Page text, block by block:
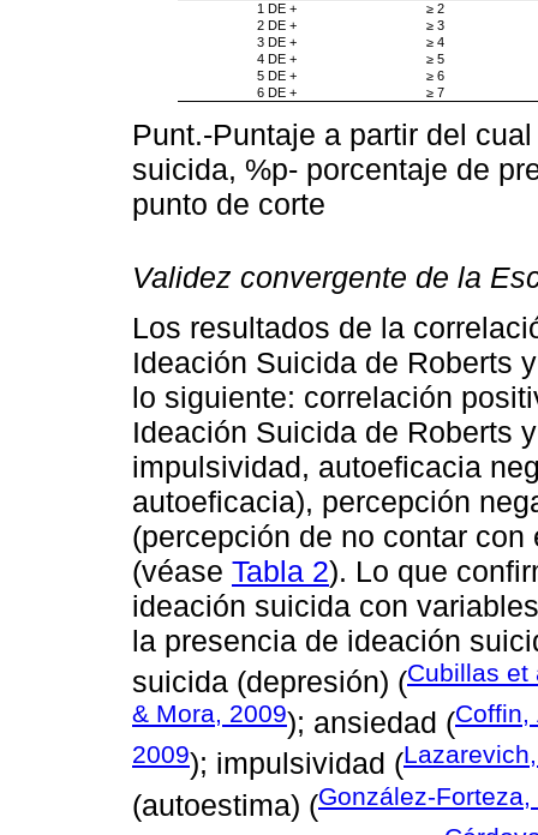
1 DE + ≥ 2
2 DE +
≥ 3
3 DE +
≥ 4
4 DE +
≥ 5
5 DE +
≥ 6
6 DE +
≥ 7
Punt.-Puntaje a partir del
suicida, %p- porcentaje de
punto de corte
Validez convergente de la
Los resultados de la
Ideación Suicida de Roberts
lo siguiente: correlación
Ideación Suicida de Roberts
impulsividad, autoeficacia
autoeficacia), percepción
(percepción de no contar
(véase Tabla 2). Lo que
ideación suicida con
la presencia de ideación
suicida (depresión) (Cubillas et
& Mora, 2009); ansiedad (Coffin,
2009); impulsividad (
(autoestima) (González-